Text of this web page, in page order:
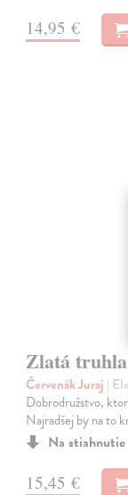
14,95 €
Zlatá truhla
Červenák Juraj |
Dobrodružstvo,
Najradšej by na to
Na
15,45 €